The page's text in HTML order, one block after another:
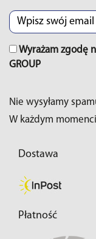
Wyrażam zgodę
GROUP
Nie wysyłamy
W każdym
Dostawa
Płatność